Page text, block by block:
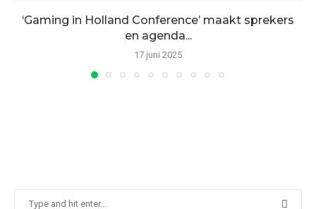
‘Gaming in Holland Conference’ maakt sprekers
en agenda...
17 juni 2025